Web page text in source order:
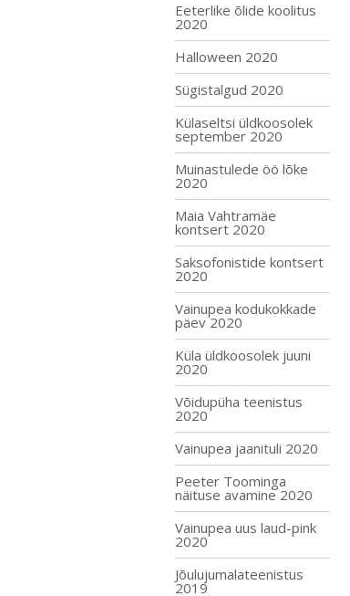
Eeterlike õlide koolitus
2020
Halloween 2020
Sügistalgud 2020
Külaseltsi üldkoosolek
september 2020
Muinastulede öö lõke
2020
Maia Vahtramäe
kontsert 2020
Saksofonistide kontsert
2020
Vainupea kodukokkade
päev 2020
Küla üldkoosolek juuni
2020
Võidupüha teenistus
2020
Vainupea jaanituli 2020
Peeter Toominga
näituse avamine 2020
Vainupea uus laud-pink
2020
Jõulujumalateenistus
2019